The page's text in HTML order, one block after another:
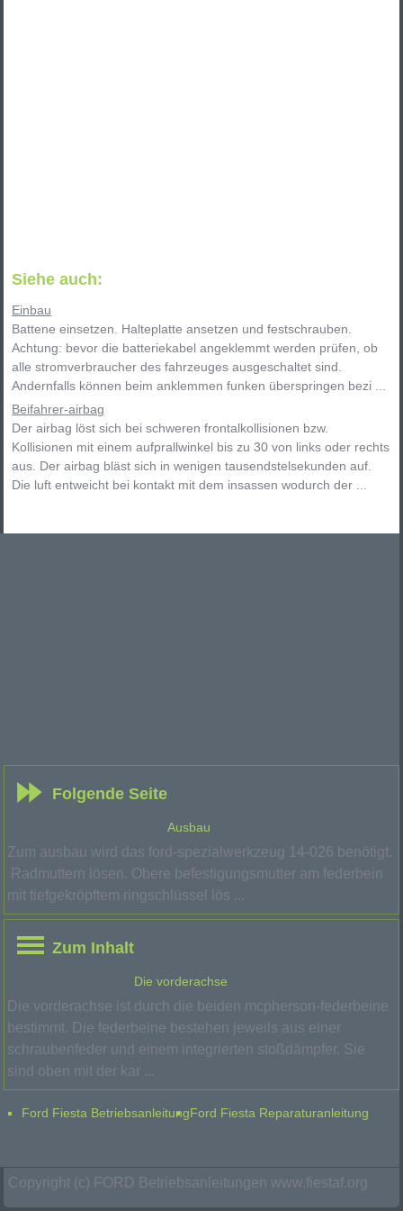
Siehe auch:
Einbau
Battene einsetzen. Halteplatte ansetzen und festschrauben.
Achtung: bevor die batteriekabel angeklemmt werden prüfen, ob
alle stromverbraucher des fahrzeuges ausgeschaltet sind.
Andernfalls können beim anklemmen funken überspringen bezi ...
Beifahrer-airbag
Der airbag löst sich bei schweren frontalkollisionen bzw.
Kollisionen mit einem aufprallwinkel bis zu 30 von links oder rechts
aus. Der airbag bläst sich in wenigen tausendstelsekunden auf.
Die luft entweicht bei kontakt mit dem insassen wodurch der ...
Folgende Seite
Ausbau
Zum ausbau wird das ford-spezialwerkzeug 14-026 benötigt.
Radmuttern lösen. Obere befestigungsmutter am federbein
mit tiefgekröpftem ringschlüssel lös ...
Zum Inhalt
Die vorderachse
Die vorderachse ist durch die beiden mcpherson-federbeine
bestimmt. Die federbeine bestehen jeweils aus einer
schraubenfeder und einem integrierten stoßdämpfer. Sie
sind oben mit der kar ...
Ford Fiesta BetriebsanleitungFord Fiesta Reparaturanleitung
Copyright (c) FORD Betriebsanleitungen www.fiestaf.org